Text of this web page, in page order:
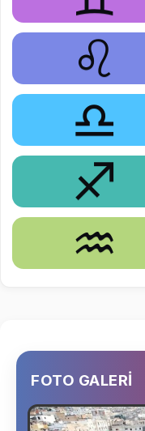
♌
♎
♐
♒
FOTO GALERİ